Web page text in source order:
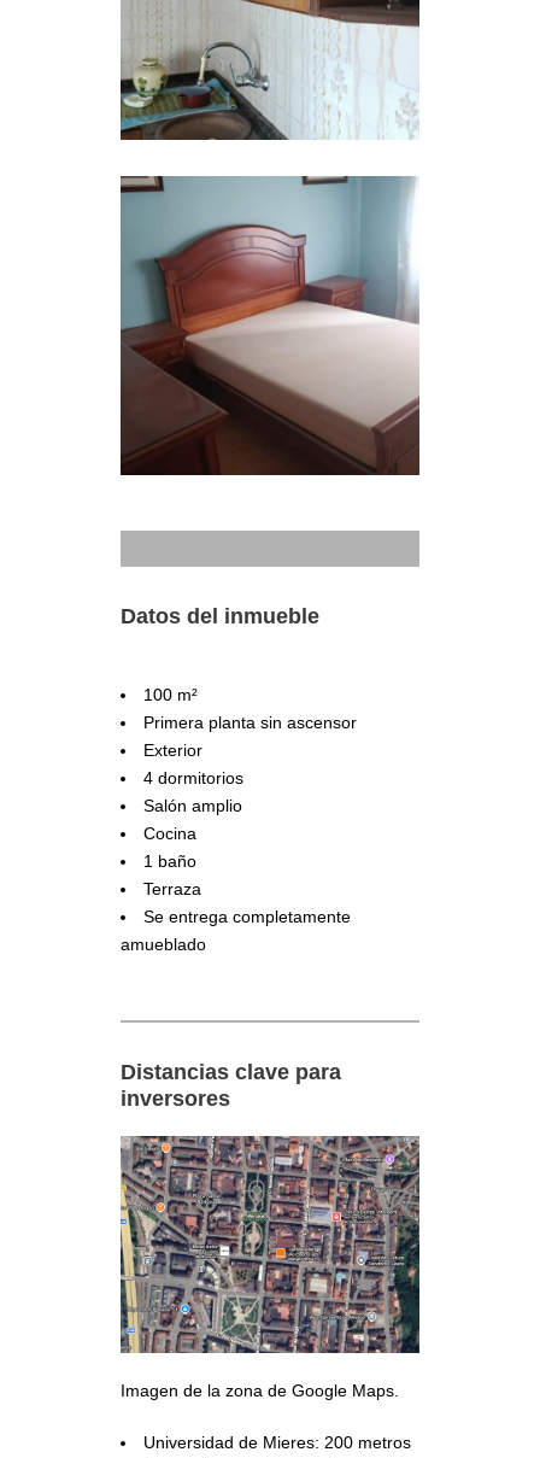
Datos del inmueble
100 m²
Primera planta sin ascensor
Exterior
4 dormitorios
Salón amplio
Cocina
1 baño
Terraza
Se entrega completamente
amueblado
Distancias clave para
inversores
Imagen de la zona de Google Maps.
Universidad de Mieres: 200 metros